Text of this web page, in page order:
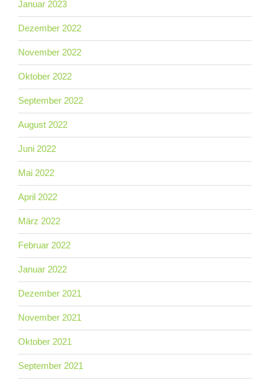
Januar 2023
Dezember 2022
November 2022
Oktober 2022
September 2022
August 2022
Juni 2022
Mai 2022
April 2022
März 2022
Februar 2022
Januar 2022
Dezember 2021
November 2021
Oktober 2021
September 2021